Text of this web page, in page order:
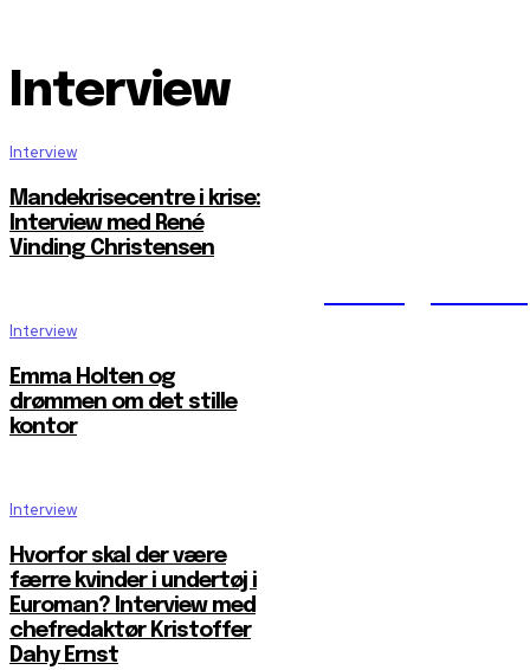
Interview
Interview
Mandekrisecentre i krise:
Interview med René
Vinding Christensen
Interview
Emma Holten og
drømmen om det stille
kontor
Interview
Hvorfor skal der være
færre kvinder i undertøj i
Euroman? Interview med
chefredaktør Kristoffer
Dahy Ernst